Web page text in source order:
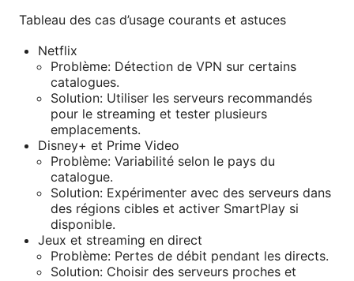
Tableau des cas d’usage courants et astuces
Netflix
Problème: Détection de VPN sur certains
catalogues.
Solution: Utiliser les serveurs recommandés
pour le streaming et tester plusieurs
emplacements.
Disney+ et Prime Video
Problème: Variabilité selon le pays du
catalogue.
Solution: Expérimenter avec des serveurs dans
des régions cibles et activer SmartPlay si
disponible.
Jeux et streaming en direct
Problème: Pertes de débit pendant les directs.
Solution: Choisir des serveurs proches et